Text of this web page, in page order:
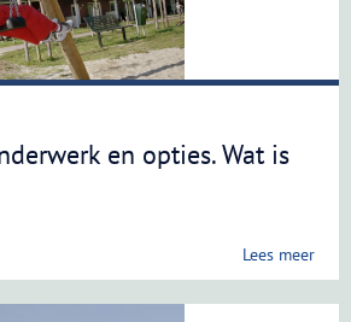
en opties. Wat is
Lees meer